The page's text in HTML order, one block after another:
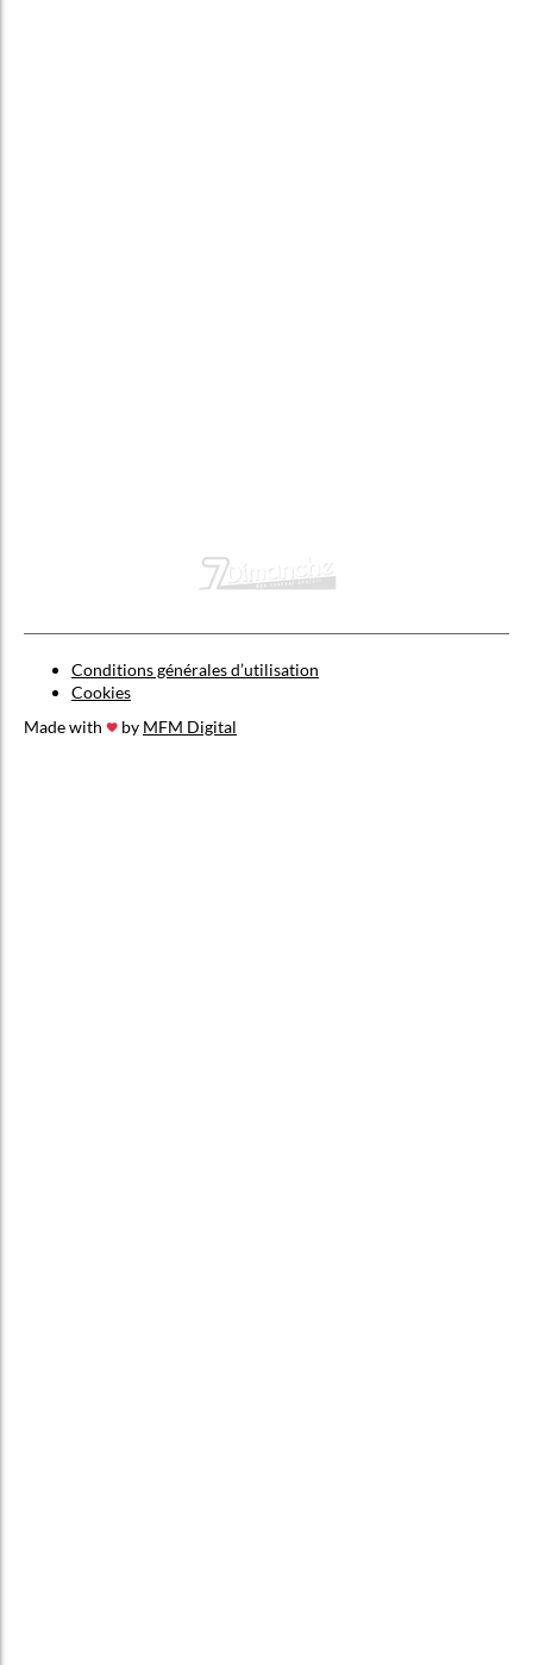
Conditions générales d’utilisation
Cookies
Made with
by MFM Digital